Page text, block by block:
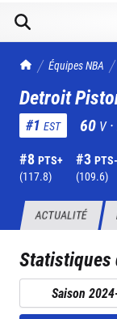
TrashTalk Actu NBA
Équipes NBA
Detroit
#1 EST 60 V ·
#8 PTS+
(117.8)
#3 PTS-
(109.6)
ACTUALITÉ
Statistiques
Saison